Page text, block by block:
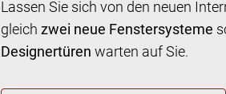
Lassen Sie sich von den neuen
gleich zwei neue Fenstersysteme
Designertüren warten auf Sie.